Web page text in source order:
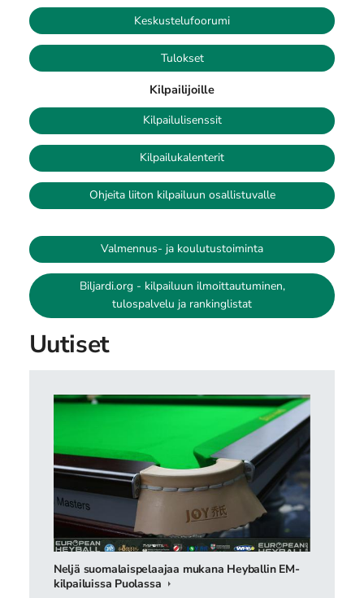
Keskustelufoorumi
Tulokset
Kilpailijoille
Kilpailulisenssit
Kilpailukalenterit
Ohjeita liiton kilpailuun osallistuvalle
Valmennus- ja koulutustoiminta
Biljardi.org - kilpailuun ilmoittautuminen,
tulospalvelu ja rankinglistat
Uutiset
Neljä suomalaispelaajaa mukana Heyballin EM-
kilpailuissa Puolassa